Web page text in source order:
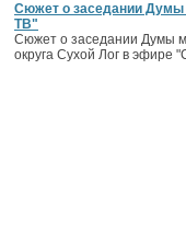
Сюжет о заседании
ТВ"
Сюжет о заседании Думы
округа Сухой Лог в эфире